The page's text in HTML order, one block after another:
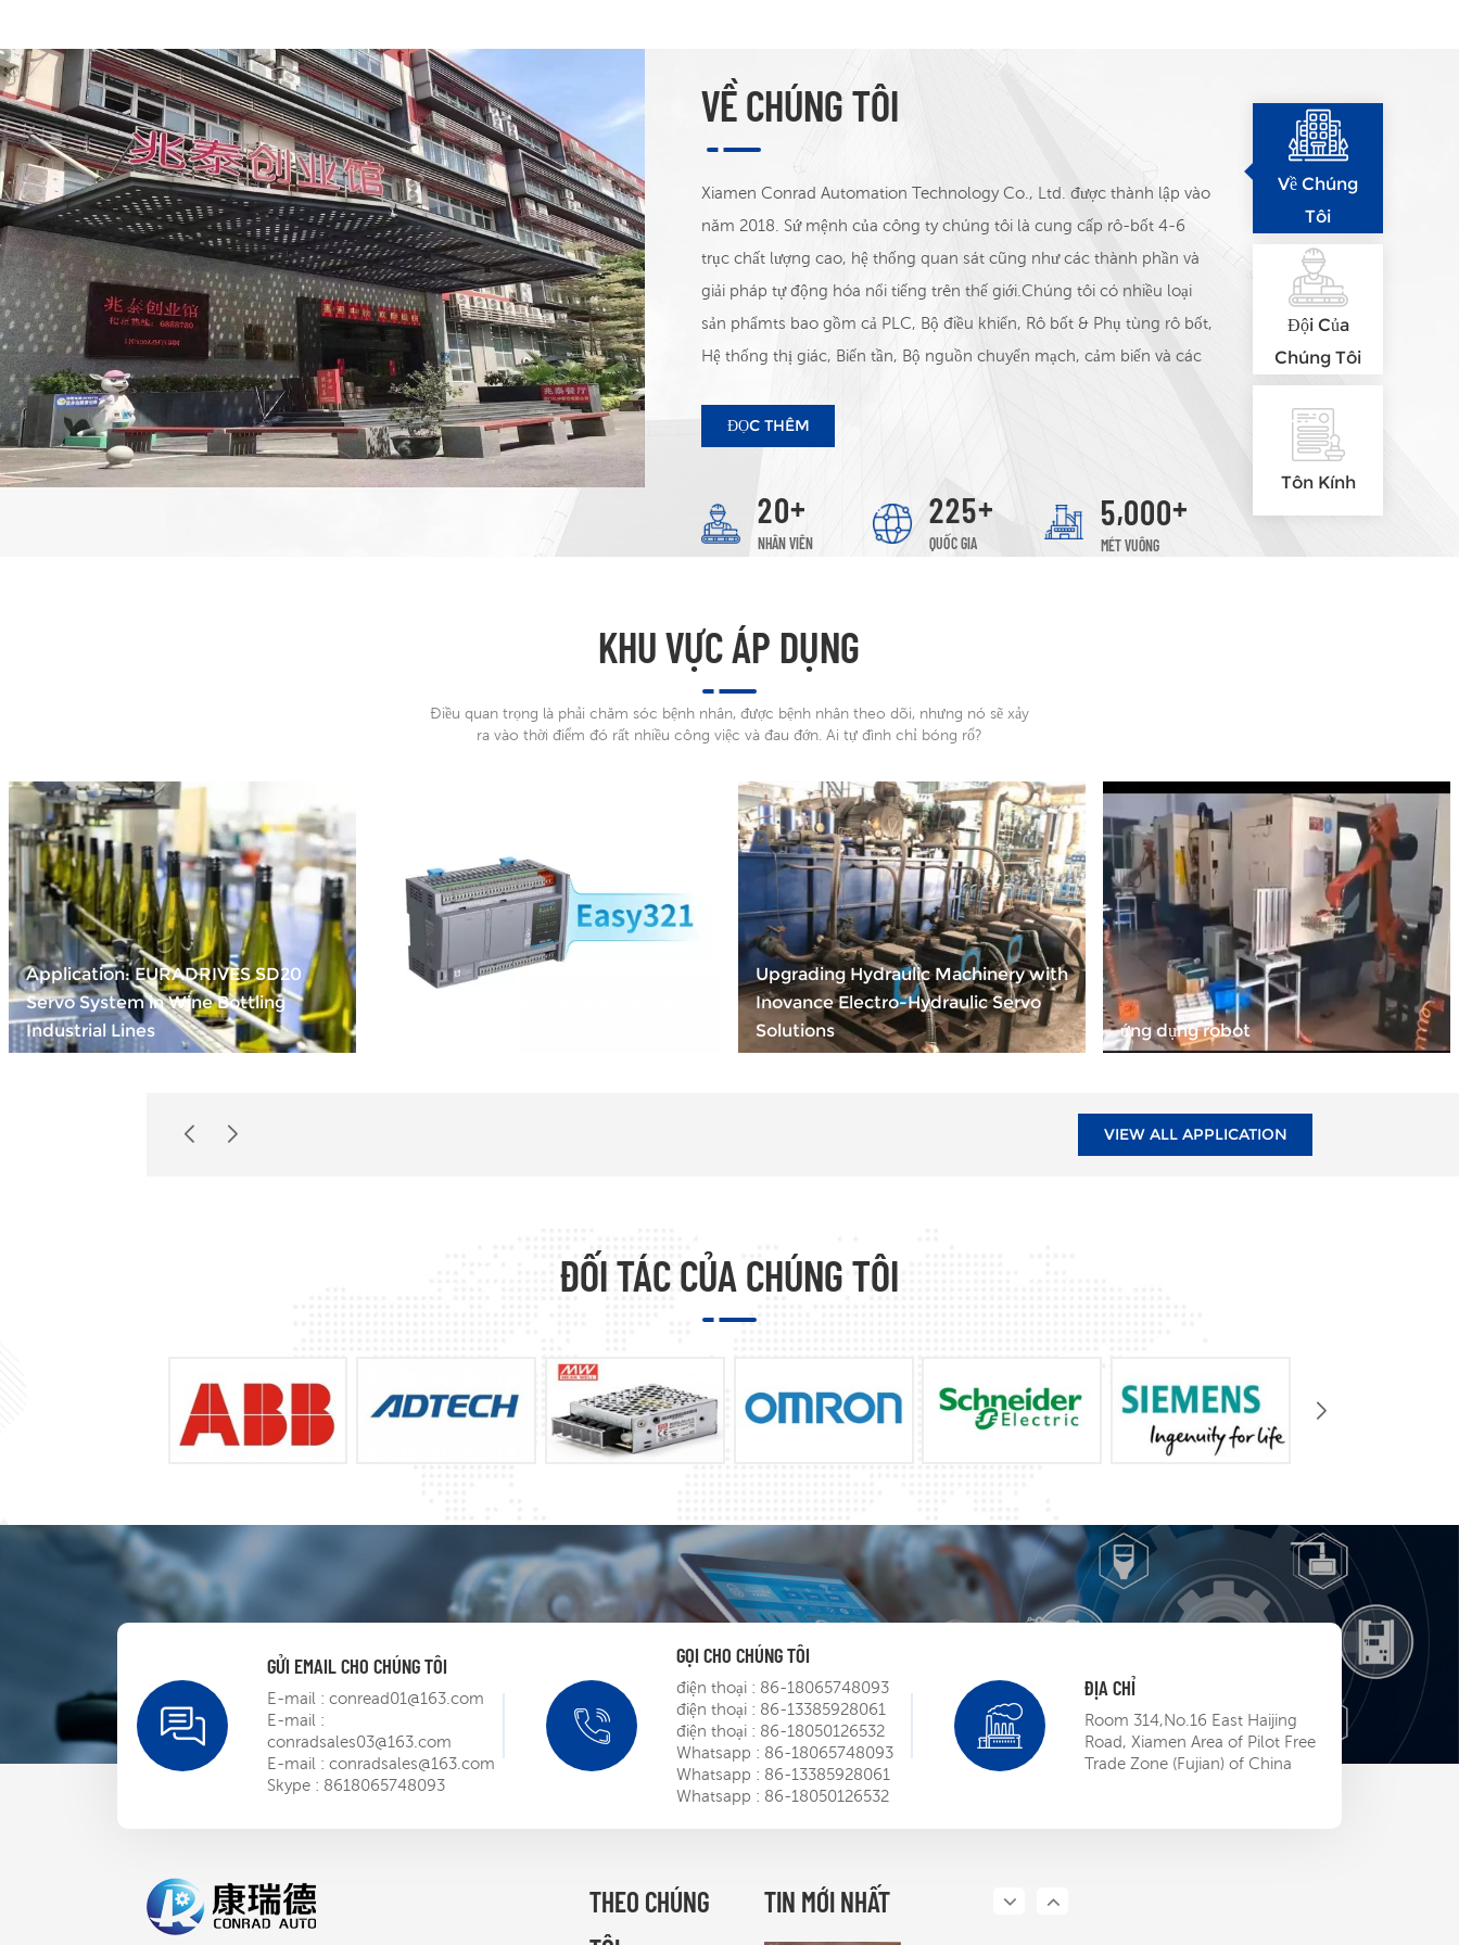
VỀ CHÚNG TÔI
Xiamen Conrad Automation Technology Co., Ltd. được thành lập vào
năm 2018. Sứ mệnh của công ty chúng tôi là cung cấp rô-bốt 4-6
trục chất lượng cao, hệ thống quan sát cũng như các thành phần và
giải pháp tự động hóa nổi tiếng trên thế giới.Chúng tôi có nhiều loại
sản phẩmts bao gồm cả PLC, Bộ điều khiển, Rô bốt & Phụ tùng rô bốt,
Hệ thống thị giác, Biến tần, Bộ nguồn chuyển mạch, cảm biến và các
Siemens, ABB, STEP&ADTECH, INOVANCE, WINTERS Instrument,
Autonics, MEAN WELL, ETC
ĐỌC THÊM
20+
NHÂN VIÊN
225+
QUỐC GIA
5,000+
MÉT VUÔNG
Đội ngũ bán hàng của chúng
Về Chúng
Tôi
Đội Của
Chúng Tôi
Tôn Kính
KHU VỰC ÁP DỤNG
Điều quan trọng là phải chăm sóc bệnh nhân, được bệnh nhân theo dõi, nhưng nó sẽ xảy
ra vào thời điểm đó rất nhiều công việc và đau đớn. Ai tự đình chỉ bóng rổ?
Application: EURADRIVES SD20
Servo System in Wine Bottling
Industrial Lines
Upgrading Hydraulic Machinery with
Inovance Electro-Hydraulic Servo
Solutions
ứng dụng robot
VIEW ALL APPLICATION
ĐỐI TÁC CỦA CHÚNG TÔI
GỬI EMAIL CHO CHÚNG TÔI
E-mail :conread01@163.com
E-mail :
conradsales03@163.com
E-mail :conradsales@163.com
Skype : 8618065748093
GỌI CHO CHÚNG TÔI
điện thoại : 86-18065748093
điện thoại : 86-13385928061
điện thoại : 86-18050126532
Whatsapp : 86-18065748093
Whatsapp : 86-13385928061
Whatsapp : 86-18050126532
ĐỊA CHỈ
Room 314,No.16 East Haijing
Road, Xiamen Area of Pilot Free
Trade Zone (Fujian) of China
THEO CHÚNG
TIN MỚI NHẤT
Roadshow nhỏ của
SIEMENS EP BU
Mar 13,2023
trường Bắc Mỹ